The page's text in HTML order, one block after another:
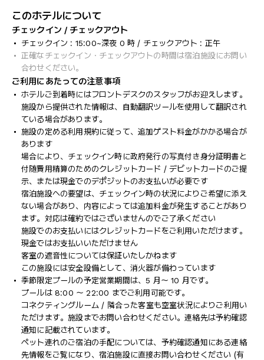
このホテルについて
チェックイン / チェックアウト
チェックイン : 15:00~深夜 0 時 / チェックアウト : 正午
正確なチェックイン・チェックアウトの時間は宿泊施設にお問い
合わせください。
ご利用にあたっての注意事項
ホテルご到着時にはフロントデスクのスタッフがお迎えします。
施設から提供された情報は、自動翻訳ツールを使用して翻訳され
ている場合があります。
施設の定める利用規約に従って、追加ゲスト料金がかかる場合が
あります
場合により、チェックイン時に政府発行の写真付き身分証明書と
付随費用精算のためのクレジットカード / デビットカードのご提
示、または現金でのデポジットのお支払いが必要です
宿泊施設への要望は、チェックイン時の状況によりご希望に添え
ない場合があり、内容によっては追加料金が発生することがあり
ます。対応は確約ではございませんのでご了承ください
施設でのお支払いにはクレジットカードをご利用いただけます。
現金ではお支払いいただけません
客室の遮音性については保証いたしかねます
この施設には安全設備として、消火器が備わっています
季節限定プールの予定営業期間は、5 月～ 10 月です。
プールは 8:00 ～ 22:00 までご利用可能です。
コネクティングルーム / 隣合った客室も空室状況によりご利用い
ただけます。施設までお問い合わせください。連絡先は予約確認
通知に記載されています。
ペット連れのご宿泊の手配については、予約確認通知にある連絡
先情報をご覧になり、宿泊施設に直接お問い合わせください (有